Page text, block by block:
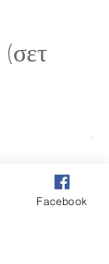
(σετ
Facebook